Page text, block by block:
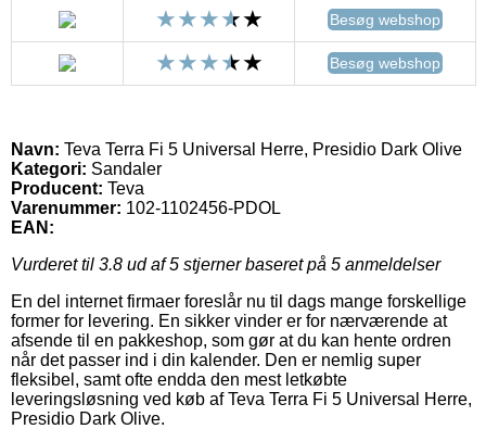
Besøg webshop
Besøg webshop
Navn: Teva Terra Fi 5 Universal Herre, Presidio Dark Olive
Kategori: Sandaler
Producent: Teva
Varenummer: 102-1102456-PDOL
EAN:
Vurderet til 3.8 ud af 5 stjerner baseret på 5 anmeldelser
En del internet firmaer foreslår nu til dags mange forskellige
former for levering. En sikker vinder er for nærværende at
afsende til en pakkeshop, som gør at du kan hente ordren
når det passer ind i din kalender. Den er nemlig super
fleksibel, samt ofte endda den mest letkøbte
leveringsløsning ved køb af Teva Terra Fi 5 Universal Herre,
Presidio Dark Olive.